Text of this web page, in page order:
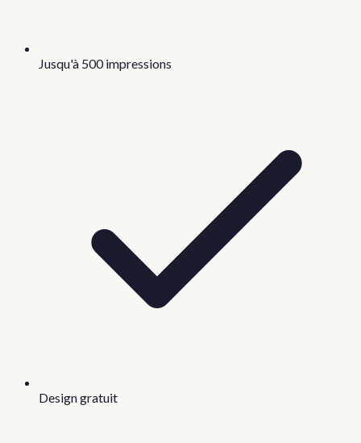
Jusqu'à 500 impressions
Design gratuit